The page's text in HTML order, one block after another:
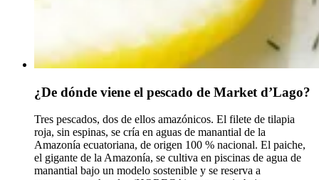
¿De dónde viene el pescado de Market d’Lago?
Tres pescados, dos de ellos amazónicos. El filete de tilapia
roja, sin espinas, se cría en aguas de manantial de la
Amazonía ecuatoriana, de origen 100 % nacional. El paiche,
el gigante de la Amazonía, se cultiva en piscinas de agua de
manantial bajo un modelo sostenible y se reserva a